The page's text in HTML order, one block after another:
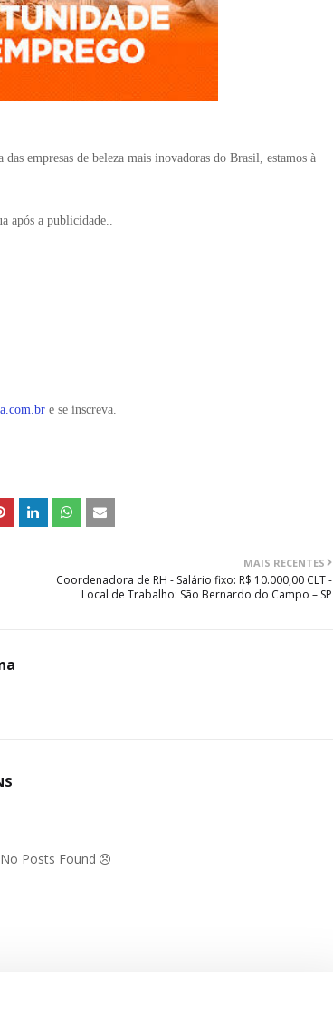
empresas de beleza mais inovadoras do Brasil, estamos à
após a publicidade..
e se inscreva.
MAIS RECENTES
Coordenadora de RH - Salário fixo: R$ 10.000,00 CLT -
Local de Trabalho: São Bernardo do Campo – SP
Posts Found